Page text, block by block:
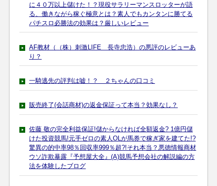
に４０万以上儲けた！？現役サラリーマンスロッターが語
る、働きながら稼ぐ極意とは？素人でもカンタンに勝てる
パチスロ必勝法の効果は？厳しいレビュー
AF教材（（株）刺激LIFE 長寺忠浩）の悪評のレビューあ
り？
一騎逃先の評判は嘘！？ ２ちゃんの口コミ
販売終了(会話商材)の返金保証って本当？効果なし？
佐藤 敬の完全利益保証!儲からなければ全額返金? 1億円儲
けた投資競馬!元手ゼロの素人OLが馬券で稼ぎ家を建てた!?
驚異の的中率98％回収率999％超?!それ本当？悪徳情報商材
ウソ詐欺暴露『予想屋大全』(A)競馬予想会社の解説編の方
法を体験したブログ